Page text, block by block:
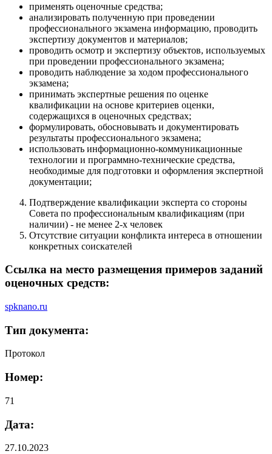
применять оценочные средства;
анализировать полученную при проведении
профессионального экзамена информацию, проводить
экспертизу документов и материалов;
проводить осмотр и экспертизу объектов, используемых
при проведении профессионального экзамена;
проводить наблюдение за ходом профессионального
экзамена;
принимать экспертные решения по оценке
квалификации на основе критериев оценки,
содержащихся в оценочных средствах;
формулировать, обосновывать и документировать
результаты профессионального экзамена;
использовать информационно-коммуникационные
технологии и программно-технические средства,
необходимые для подготовки и оформления экспертной
документации;
Подтверждение квалификации эксперта со стороны
Совета по профессиональным квалификациям (при
наличии) - не менее 2-х человек
Отсутствие ситуации конфликта интереса в отношении
конкретных соискателей
Ссылка на место размещения примеров заданий
оценочных средств:
spknano.ru
Тип документа:
Протокол
Номер:
71
Дата:
27.10.2023